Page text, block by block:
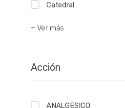
Catedral
+ Ver más
Acción
ANALGESICO